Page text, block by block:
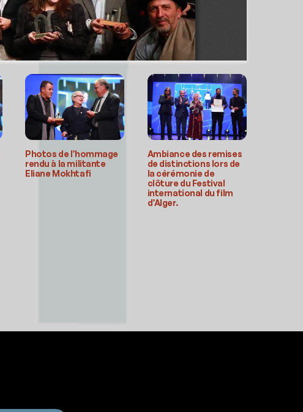
Photos de l’hommage
rendu à la militante
Eliane Mokhtafi
Ambiance des remises
de distinctions lors de
la cérémonie de
clôture du Festival
international du film
d’Alger.